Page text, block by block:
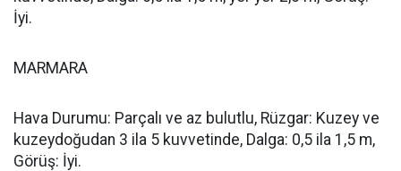
İyi.
MARMARA
Hava Durumu: Parçalı ve az bulutlu, Rüzgar: Kuzey ve
kuzeydoğudan 3 ila 5 kuvvetinde, Dalga: 0,5 ila 1,5 m,
Görüş: İyi.